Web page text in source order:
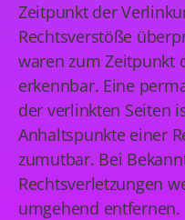
Zeitpunkt der
Rechtsverstöße
waren zum Zeitpunkt
erkennbar. Eine
der verlinkten Seiten
Anhaltspunkte einer
zumutbar. Bei
Rechtsverletzungen
umgehend entfernen.